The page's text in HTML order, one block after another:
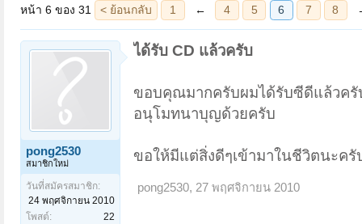
pong2530
สมาชิกใหม่
วันที่สมัครสมาชิก:
24 พฤศจิกายน 2010
โพสต์:
22
ได้รับ CD แล้วครับ
ขอบคุณมากครับผมได้รับซีดีแล้วครั
อนุโมทนาบุญด้วยครับ
ขอให้มีแต่สิ่งดีๆเข้ามาในชีวิตนะครั
pong2530, 27 พฤศจิกายน 2010